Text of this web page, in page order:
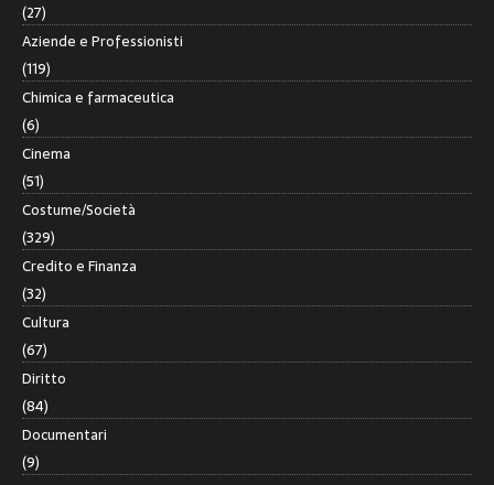
(27)
Aziende e Professionisti
(119)
Chimica e farmaceutica
(6)
Cinema
(51)
Costume/Società
(329)
Credito e Finanza
(32)
Cultura
(67)
Diritto
(84)
Documentari
(9)